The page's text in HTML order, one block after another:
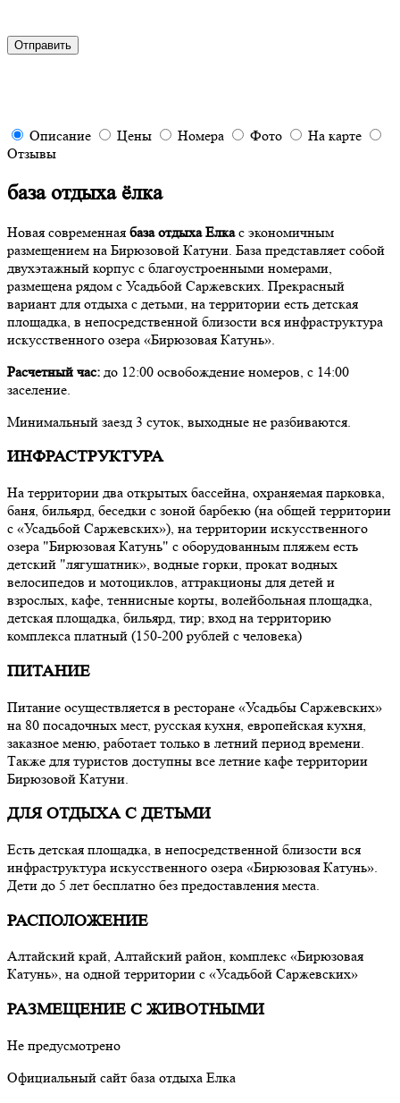
Описание Цены Номера Фото
На карте
Отзывы
база отдыха ёлка
Новая современная база отдыха Елкас экономичным
размещением на Бирюзовой Катуни. База представляет собой
двухэтажный корпус с благоустроенными номерами,
размещена рядом с Усадьбой Саржевских. Прекрасный
вариант для отдыха с детьми, на территории есть детская
площадка, в непосредственной близости вся инфраструктура
искусственного озера «Бирюзовая Катунь».
Расчетный час: до 12:00 освобождение номеров, с 14:00
заселение.
Минимальный заезд 3 суток, выходные не разбиваются.
ИНФРАСТРУКТУРА
На территории два открытых бассейна, охраняемая парковка,
баня, бильярд, беседки с зоной барбекю (на общей территории
с «Усадьбой Саржевских»), на территории искусственного
озера "Бирюзовая Катунь" с оборудованным пляжем есть
детский "лягушатник», водные горки, прокат водных
велосипедов и мотоциклов, аттракционы для детей и
взрослых, кафе, теннисные корты, волейбольная площадка,
детская площадка, бильярд, тир; вход на территорию
комплекса платный (150-200 рублей с человека)
ПИТАНИЕ
Питание осуществляется в ресторане «Усадьбы Саржевских»
на 80 посадочных мест, русская кухня, европейская кухня,
заказное меню, работает только в летний период времени.
Также для туристов доступны все летние кафе территории
Бирюзовой Катуни.
ДЛЯ ОТДЫХА С ДЕТЬМИ
Есть детская площадка, в непосредственной близости вся
инфраструктура искусственного озера «Бирюзовая Катунь».
Дети до 5 лет бесплатно без предоставления места.
РАСПОЛОЖЕНИЕ
Алтайский край, Алтайский район, комплекс «Бирюзовая
Катунь», на одной территории с «Усадьбой Саржевских»
РАЗМЕЩЕНИЕ С ЖИВОТНЫМИ
Не предусмотрено
Официальный сайт база отдыха Елка